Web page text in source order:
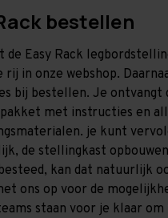
bestellen
de Easy Rack
rij in onze webshop.
bij bestellen. Je ontvangt
met instructies en
je kunt
de stellingkast
kan dat natuurlijk
ons op voor de
staan voor je klaar